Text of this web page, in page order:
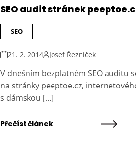
SEO audit stránek
SEO
21. 2. 2014 Josef Řezníček
V dnešním bezplatném SEO auditu
na stránky peeptoe.cz,
s dámskou […]
Přečíst článek